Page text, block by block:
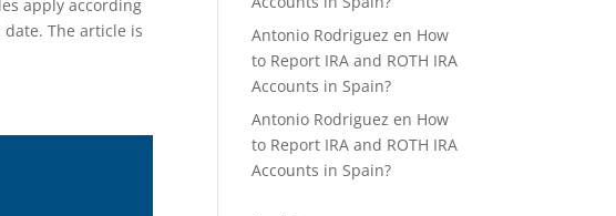
apply according
The article is
Antonio Rodriguez en How
to Report IRA and ROTH IRA
Accounts in Spain?
Antonio Rodriguez en How
to Report IRA and ROTH IRA
Accounts in Spain?